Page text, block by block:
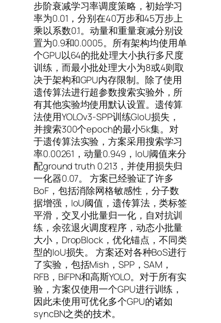
步阶衰减学习率调度策略，初始学习
率为0.01，分别在40万步和45万步上
乘以系数0.1。动量和重量衰减分别设
置为0.9和0.0005。所有架构均使用单
个GPU以64的批处理大小执行多尺度
训练，而最小批处理大小为8或4则取
决于架构和GPU内存限制。除了使用
遗传算法进行超参数搜索实验外，所
有其他实验均使用默认设置。遗传算
法使用YOLOv3-SPP训练GIoU损失，
并搜索300个epoch的最小5k集。对
于遗传算法实验，方案采用搜索学习
率0.00261，动量0.949，IoU阈值来分
配ground truth 0.213，并使用损失归
一化器0.07。 方案已经验证了许多
BoF，包括消除网格敏感性，分子数
据增强，IoU阈值，遗传算法，类标签
平滑，交叉小批量归一化，自对抗训
练，余弦退火调度程序，动态小批量
大小，DropBlock，优化锚点，不同类
型的IoU损失。 方案还对各种BoS进行
了实验，包括Mish，SPP，SAM，
RFB，BiFPN和高斯YOLO。对于所有实
验，方案仅使用一个GPU进行训练，
因此未使用可优化多个GPU的诸如
syncBN之类的技术。